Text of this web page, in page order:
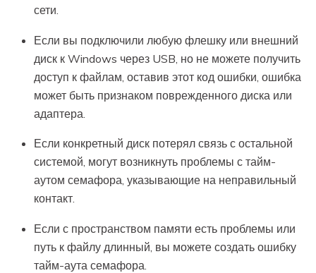
сети.
Если вы подключили любую флешку или внешний
диск к Windows через USB, но не можете получить
доступ к файлам, оставив этот код ошибки, ошибка
может быть признаком поврежденного диска или
адаптера.
Если конкретный диск потерял связь с остальной
системой, могут возникнуть проблемы с тайм-
аутом семафора, указывающие на неправильный
контакт.
Если с пространством памяти есть проблемы или
путь к файлу длинный, вы можете создать ошибку
тайм-аута семафора.